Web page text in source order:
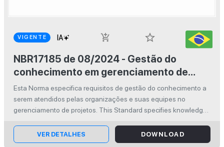
VIGENTE add_shopping_cart
star_border
NBR17185 de 08/2024 - Gestão do
conhecimento em gerenciamento de
projetos — Requisitos
Esta Norma especifica requisitos de gestão do conhecimento a
serem atendidos pelas organizações e suas equipes no
gerenciamento de projetos. This Standard specifies knowledge
teams in project...
VER DETALHES DOWNLOAD